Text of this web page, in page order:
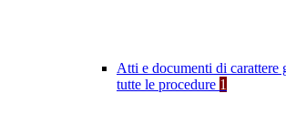
Atti e documenti di carattere
tutte le procedure 1